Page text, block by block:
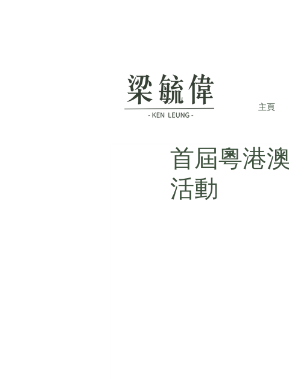
主頁
首屆粵港
活動